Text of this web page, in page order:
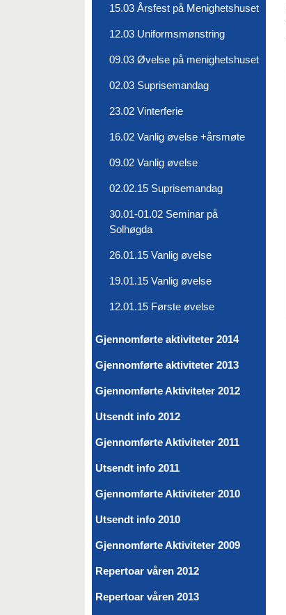
15.03 Årsfest på Menighetshuset
12.03 Uniformsmønstring
09.03 Øvelse på menighetshuset
02.03 Suprisemandag
23.02 Vinterferie
16.02 Vanlig øvelse +årsmøte
09.02 Vanlig øvelse
02.02.15 Suprisemandag
30.01-01.02 Seminar på
Solhøgda
26.01.15 Vanlig øvelse
19.01.15 Vanlig øvelse
12.01.15 Første øvelse
Gjennomførte aktiviteter 2014
Gjennomførte aktiviteter 2013
Gjennomførte Aktiviteter 2012
Utsendt info 2012
Gjennomførte Aktiviteter 2011
Utsendt info 2011
Gjennomførte Aktiviteter 2010
Utsendt info 2010
Gjennomførte Aktiviteter 2009
Repertoar våren 2012
Repertoar våren 2013